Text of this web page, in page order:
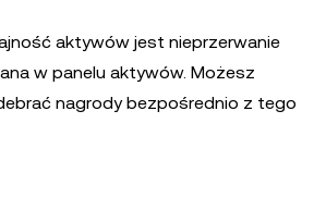
aktywów jest nieprzerwanie
w panelu aktywów. Możesz
nagrody bezpośrednio z tego